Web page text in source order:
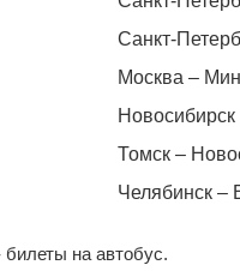
Санкт-
Москва –
Томск –
Челябинск –
билеты на автобус.